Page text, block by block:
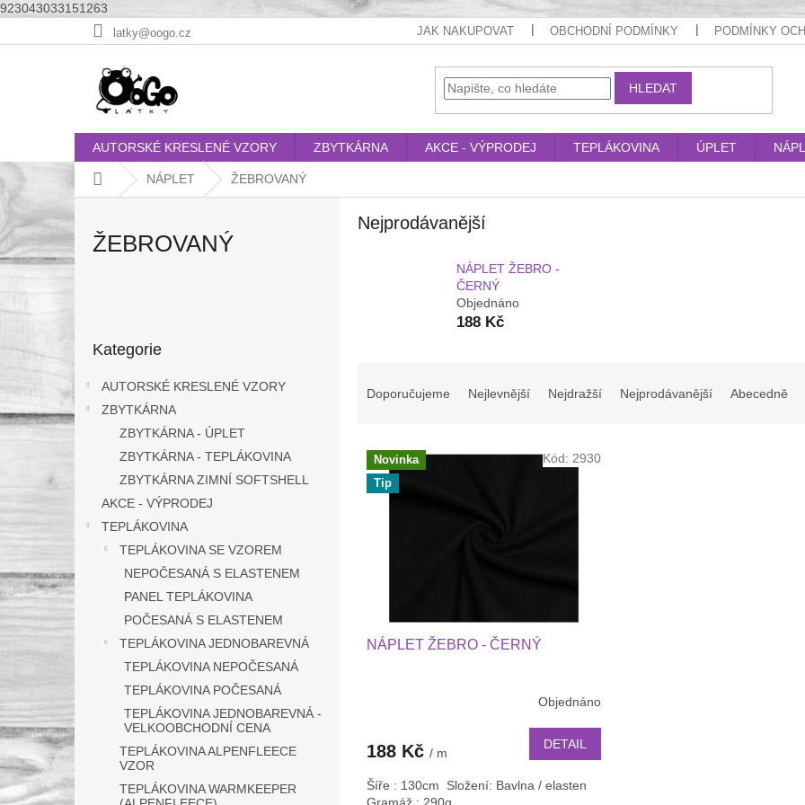
923043033151263
na
latky@oogo.cz JAK NAKUPOVAT OBCHODNÍ PODMÍNKY PODMÍNKY
HLEDAT
AUTORSKÉ KRESLENÉ VZORY ZBYTKÁRNA AKCE - VÝPRODEJ TEPLÁKOVINA ÚPLET
Domů NÁPLET ŽEBROVANÝ
ŽEBROVANÝ
n
kategorie
Kategorie
AUTORSKÉ KRESLENÉ VZORY
ZBYTKÁRNA
ZBYTKÁRNA - ÚPLET
ZBYTKÁRNA - TEPLÁKOVINA
ZBYTKÁRNA ZIMNÍ SOFTSHELL
AKCE - VÝPRODEJ
TEPLÁKOVINA
TEPLÁKOVINA SE VZOREM
NEPOČESANÁ S ELASTENEM
PANEL TEPLÁKOVINA
POČESANÁ S ELASTENEM
TEPLÁKOVINA JEDNOBAREVNÁ
TEPLÁKOVINA NEPOČESANÁ
TEPLÁKOVINA POČESANÁ
TEPLÁKOVINA JEDNOBAREVNÁ -
VELKOOBCHODNÍ CENA
TEPLÁKOVINA ALPENFLEECE
VZOR
TEPLÁKOVINA WARMKEEPER
Nejprodávanější
NÁPLET ŽEBRO -
ČERNÝ
Objednáno
188 Kč
Doporučujeme Nejlevnější Nejdražší Nejprodávanější Abecedně
V Novinka
Tip
NÁPLET ŽEBRO - ČERNÝ
Objednáno
188 Kč / m
DETAIL
Šíře : 130cm Složení: Bavlna / elasten
Kód: 2930